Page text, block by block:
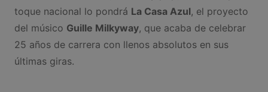
toque nacional lo pondrá La Casa Azul, el proyecto
del músico Guille Milkyway, que acaba de celebrar
25 años de carrera con llenos absolutos en sus
últimas giras.